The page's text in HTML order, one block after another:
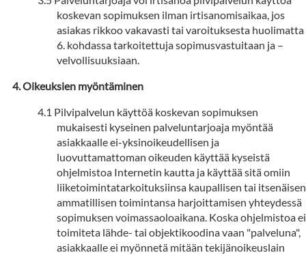
koskevan sopimuksen ilman irtisanomisaikaa, jos
asiakas rikkoo vakavasti tai varoituksesta huolimatta
6. kohdassa tarkoitettuja sopimusvastuitaan ja –
velvollisuuksiaan.
Oikeuksien myöntäminen
Pilvipalvelun käyttöä koskevan sopimuksen
mukaisesti kyseinen palveluntarjoaja myöntää
asiakkaalle ei-yksinoikeudellisen ja
luovuttamattoman oikeuden käyttää kyseistä
ohjelmistoa Internetin kautta ja käyttää sitä omiin
liiketoimintatarkoituksiinsa kaupallisen tai itsenäisen
ammatillisen toimintansa harjoittamisen yhteydessä
sopimuksen voimassaoloaikana. Koska ohjelmistoa ei
toimiteta lähde- tai objektikoodina vaan "palveluna",
asiakkaalle ei myönnetä mitään tekijänoikeuslain